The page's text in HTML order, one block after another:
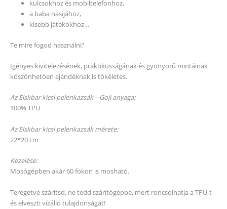
kulcsokhoz és mobiltelefonhoz,
a baba nasijához,
kisebb játékokhoz…
Te mire fogod használni?
Igényes kivitelezésének, praktikusságának és gyönyörű mintáinak
köszönhetően ajándéknak is tökéletes.
Az Elskbar kicsi pelenkazsák – Goji anyaga:
100% TPU
Az Elskbar kicsi pelenkazsák mérete:
22*20 cm
Kezelése:
Mosógépben akár 60 fokon is mosható.
Teregetve szárítsd, ne tedd szárítógépbe, mert roncsolhatja a TPU-t
és elveszti vízálló tulajdonságát!